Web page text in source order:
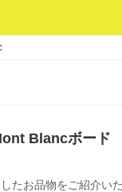
Blancボー
たお品物をご紹介い